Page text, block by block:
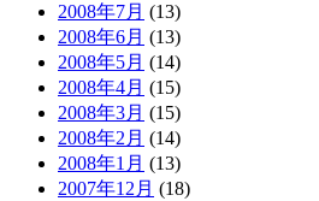
2008年7月 (13)
2008年6月 (13)
2008年5月 (14)
2008年4月 (15)
2008年3月 (15)
2008年2月 (14)
2008年1月 (13)
2007年12月 (18)